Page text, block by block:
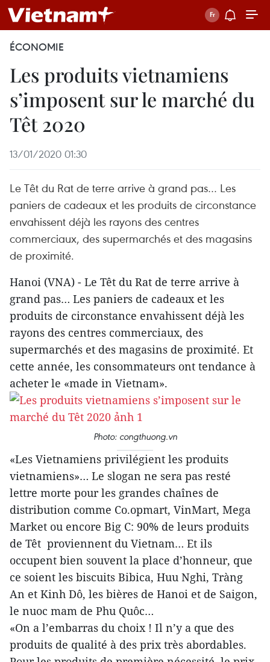
ÉCONOMIE
Les produits vietnamiens
s’imposent sur le marché du
Têt 2020
13/01/2020 01:30
Le Têt du Rat de terre arrive à grand pas… Les
paniers de cadeaux et les produits de circonstance
envahissent déjà les rayons des centres
commerciaux, des supermarchés et des magasins
de proximité.
Hanoi (VNA) - Le Têt du Rat de terre arrive à
grand pas… Les paniers de cadeaux et les
produits de circonstance envahissent déjà les
rayons des centres commerciaux, des
supermarchés et des magasins de proximité. Et
cette année, les consommateurs ont tendance à
acheter le «made in Vietnam».
Photo: congthuong.vn
«Les Vietnamiens privilégient les produits
vietnamiens»… Le slogan ne sera pas resté
lettre morte pour les grandes chaînes de
distribution comme Co.opmart, VinMart, Mega
Market ou encore Big C: 90% de leurs produits
de Têt proviennent du Vietnam… Et ils
occupent bien souvent la place d’honneur, que
ce soient les biscuits Bibica, Huu Nghi, Tràng
An et Kinh Dô, les bières de Hanoi et de Saigon,
le nuoc mam de Phu Quôc…
«On a l’embarras du choix ! Il n’y a que des
produits de qualité à des prix très abordables.